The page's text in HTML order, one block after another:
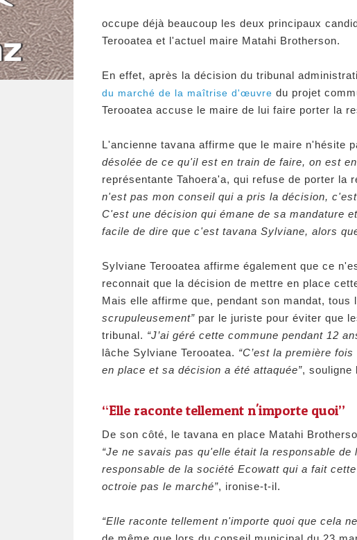
occupe déjà beaucoup les deux principaux
Terooatea et l'actuel maire Matahi Brotherson.
En effet, après la décision du tribunal
du marché de la maîtrise d'œuvre du projet
Terooatea accuse le maire de lui faire porter la
L'ancienne tavana affirme que le maire n'hésite
désolée de ce qu'il est en train de faire, on est
représentante Tahoera'a, qui refuse de porter la
n'est pas mon conseil qui a pris la décision,
C'est une décision qui émane de sa mandature
facile de dire que c'est tavana Sylviane, alors
Sylviane Terooatea affirme également que ce
reconnait que la décision de mettre en place
Mais elle affirme que, pendant son mandat, tous
scrupuleusement” par le juriste pour éviter que
tribunal. “J’ai géré cette commune pendant 12
lâche Sylviane Terooatea. “C’est la première
en place et sa décision a été attaquée”, souligne
“Elle raconte tellement n'importe quoi”
De son côté, le tavana en place Matahi
“Je ne savais pas qu'elle était la responsable
responsable de la société Ecowatt qui a fait
octroie pas le marché”, ironise-t-il.
“Elle raconte tellement n'importe quoi que cela